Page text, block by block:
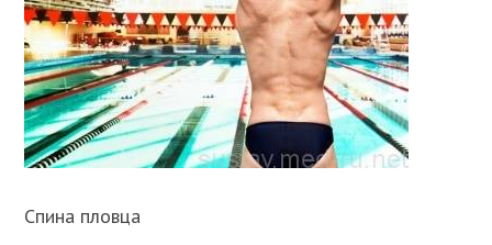
Спина пловца